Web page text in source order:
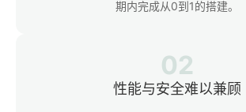
期内完成从0到1的搭建。
02
性能与安全难以兼顾